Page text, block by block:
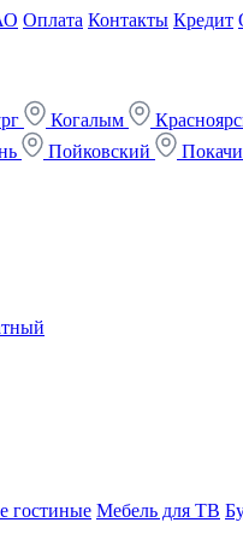
Оплата Контакты Кредит
Когалым
Пойковский Покачи
гостиные Мебель для ТВ